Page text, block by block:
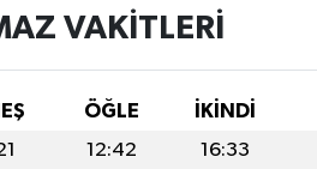
VAKITLERI
ÖĞLE İKINDI
12:42 16:33